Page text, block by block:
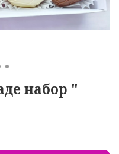
набор "